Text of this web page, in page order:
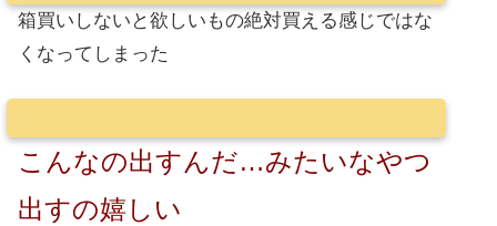
箱買いしないと欲しいもの絶対買える感じではな
くなってしまった
こんなの出すんだ…みたいなやつ
出すの嬉しい